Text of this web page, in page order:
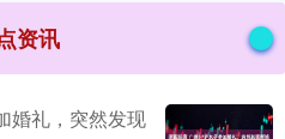
资讯
婚礼，突然发现